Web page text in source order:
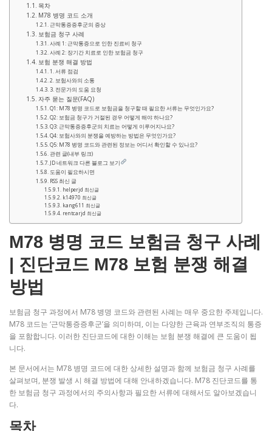
목차
M78 병명 코드 소개
근막통증증후군의 증상
보험금 청구 사례
사례 1: 근막통증으로 인한 진료비 청구
사례 2: 장기간 치료로 인한 보험금 청구
보험 분쟁 해결 방법
1. 서류 점검
2. 보험사와의 소통
3. 전문가의 도움 요청
자주 묻는 질문(FAQ)
Q1: M78 병명 코드로 보험금을 청구할 때 필요한 서류는 무엇인가요?
Q2: 보험금 청구가 거절된 경우 어떻게 해야 하나요?
Q3: 근막통증증후군의 치료는 어떻게 이루어지나요?
Q4: 보험사와의 분쟁을 예방하는 방법은 무엇인가요?
Q5: M78 병명 코드와 관련된 정보는 어디서 확인할 수 있나요?
관련 글(내부 링크)
JD 네트워크 다른 블로그 보기
도움이 필요하시면
RSS 최신 글
helperjd 최신글
k14970 최신글
kang611 최신글
rentcarjd 최신글
M78 병명 코드 보험금 청구 사례
| 진단코드 M78 보험 분쟁 해결
방법
보험금 청구 과정에서 M78 병명 코드와 관련된 사례는 매우 중요한 주제입니다.
M78 코드는 ‘근막통증증후군’을 의미하며, 이는 다양한 근육과 연부조직의 통증
을 포함합니다. 이러한 진단코드에 대한 이해는 보험 분쟁 해결에 큰 도움이 됩
니다.
본 문서에서는 M78 병명 코드에 대한 상세한 설명과 함께 보험금 청구 사례를
살펴보며, 분쟁 발생 시 해결 방법에 대해 안내하겠습니다. M78 진단코드를 통
한 보험금 청구 과정에서의 주의사항과 필요한 서류에 대해서도 알아보겠습니
다.
목차